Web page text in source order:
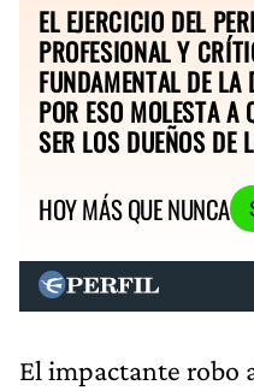
EL EJERCICIO DEL
PROFESIONAL Y
FUNDAMENTAL DE LA
POR ESO MOLESTA A
SER LOS DUEÑOS DE
HOY MÁS QUE NUNCA
El impactante robo